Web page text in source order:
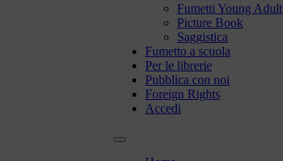
Fumetti Young Adult
Picture Book
Saggistica
Fumetto a scuola
Per le librerie
Pubblica con noi
Foreign Rights
Accedi